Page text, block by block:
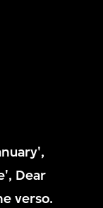
Dear
verso.